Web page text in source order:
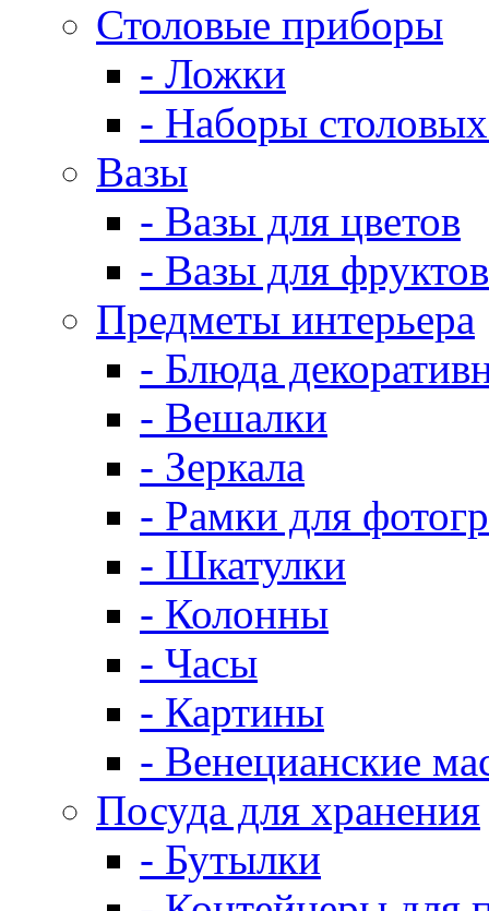
Столовые приборы
- Ложки
- Наборы
Вазы
- Вазы для цветов
- Вазы для фруктов
Предметы интерьера
- Блюда
- Вешалки
- Зеркала
- Рамки для
- Шкатулки
- Колонны
- Часы
- Картины
- Венецианские
Посуда для хранения
- Бутылки